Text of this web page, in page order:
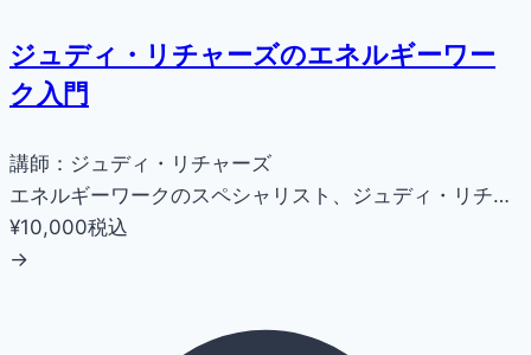
ジュディ・リチャーズのエネルギーワー
ク入門
講師：ジュディ・リチャーズ
エネルギーワークのスペシャリスト、ジュディ・リチ…
¥10,000税込
→